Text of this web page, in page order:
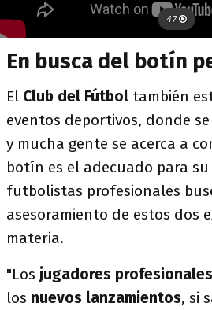
En busca del botín
El Club del Fútbol también
eventos deportivos, donde
y mucha gente se acerca a
botín es el adecuado para su
futbolistas profesionales
asesoramiento de estos dos
materia.
"Los jugadores profesionales
los nuevos lanzamientos, si